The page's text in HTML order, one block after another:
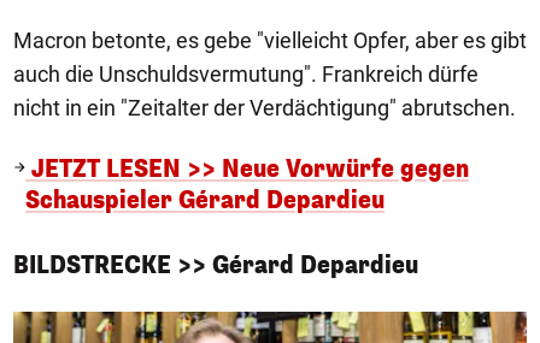
Macron betonte, es gebe "vielleicht Opfer, aber es gibt
auch die Unschuldsvermutung". Frankreich dürfe
nicht in ein "Zeitalter der Verdächtigung" abrutschen.
JETZT LESEN >> Neue Vorwürfe gegen
Schauspieler Gérard Depardieu
BILDSTRECKE >> Gérard Depardieu
1/10